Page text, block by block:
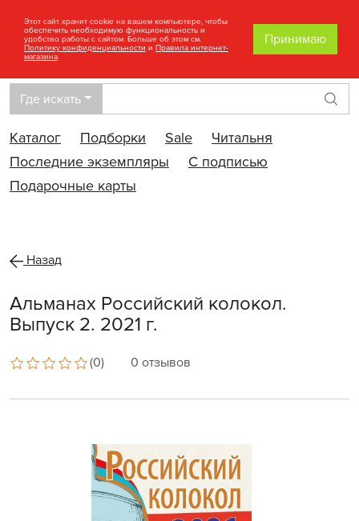
Где искать
Каталог
Подборки Sale
Читальня
Последние экземпляры
С подписью
Подарочные карты
Назад
Альманах Российский колокол.
Выпуск 2. 2021 г.
(0) 0 отзывов
Этот сайт хранит cookie на вашем компьютере, чтобы
обеспечить необходимую функциональность и
удобство работы с сайтом. Больше об этом см.
Политику конфиденциальности и Правила интернет-
магазина.
Принимаю